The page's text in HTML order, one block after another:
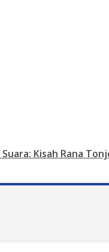
Kisah Rana